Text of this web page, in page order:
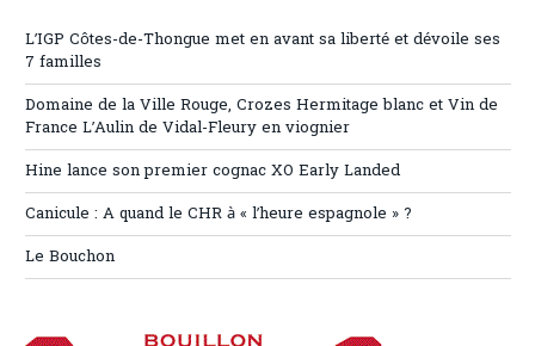
L’IGP Côtes-de-Thongue met en avant sa liberté et dévoile ses
7 familles
Domaine de la Ville Rouge, Crozes Hermitage blanc et Vin de
France L’Aulin de Vidal-Fleury en viognier
Hine lance son premier cognac XO Early Landed
Canicule : A quand le CHR à « l’heure espagnole » ?
Le Bouchon